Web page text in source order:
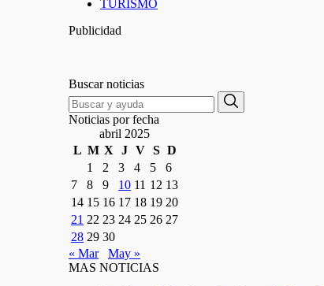
TURISMO
Publicidad
Buscar noticias
Search
for:
Noticias por fecha
abril 2025
L M X J V S D
1
2 3 4 5
6
7
8 9 10 11 12 13
14 15 16 17 18 19 20
21 22 23 24 25 26 27
28 29 30
« Mar
May »
MAS NOTICIAS